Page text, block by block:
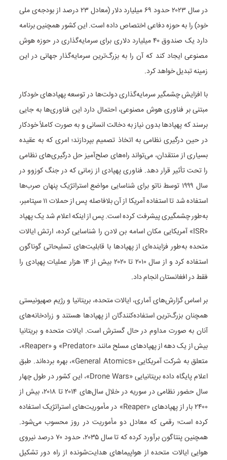
در سال ۲۰۲۳ حدود ۶۹ میلیارد دلار (معادل ۲۳ درصد از بودجه‌ی ملی
خود) را به حوزه دفاعی اختصاص داده است. این کشور همچنین برنامه
دارد یک صندوق ۴۰ میلیارد دلاری برای سرمایه‌گذاری در حوزه هوش
مصنوعی ایجاد کند که آن را به بزرگ‌ترین سرمایه‌گذار جهانی در این
زمینه تبدیل خواهد کرد.
با افزایش چشمگیر سرمایه‌گذاری دولت‌ها در توسعه پهپادهای خودکار
مبتنی بر فناوری هوش مصنوعی، احتمال دارد این فناوری‌ها به جایی
برسند که پهپادها بدون نیاز به دخالت انسانی و به صورت کاملاً خودکار
در حین درگیری نظامی به اتخاذ تصمیم بپردازند؛ امری که به عقیده
بسیاری از منتقدان، می‌تواند راه‌های صلح‌آمیز حل درگیری‌های نظامی
را تحت تأثیر قرار دهد. فناوری پهپادی از زمانی که در جنگ کوزوو در
سال ۱۹۹۹ توسط ناتو برای شناسایی مواضع استراتژیک پنهان صرب‌ها
استفاده شد تا استفاده آمریکا از آن بلافاصله پس از حملات ۱۱ سپتامبر،
به‌طور چشمگیری پیشرفت کرده است. پس از اینکه اعلام شد یک پهپاد
«ISR» آمریکایی مکان اسامه بن لادن را شناسایی کرده، ارتش ایالات
متحده به‌طور فزاینده‌ای از پهپادها با قابلیت‌های تسلیحاتی گوناگون
استفاده کرد و از سال ۲۰۱۰ تا ۲۰۲۰ بیش از ۱۴ هزار عملیات پهپادی را
فقط در افغانستان انجام داد.
بر اساس گزارش‌های آماری، ایالات متحده، بریتانیا و رژیم صهیونیستی
همچنان بزرگ‌ترین استفاده‌کنندگان از پهپادها هستند و زرادخانه‌های
آنان به صورت مداوم در حال گسترش است. ایالات متحده و بریتانیا
بیش از یک دهه از پهپادهای مسلح مانند «Predator» و «Reaper»،
متعلق به شرکت آمریکایی «General Atomics»، بهره برده‌اند. طبق
اعلام پایگاه داده بریتانیایی «Drone Wars»، این کشور در طول چهار
سال حضور نظامی در سوریه در خلال سال‌های ۲۰۱۴ تا ۲۰۱۸، بیش از
۲۴۰۰ بار از پهپادهای «Reaper» در مأموریت‌های استراتژیک استفاده
کرده است؛ رقمی که معادل دو مأموریت در روز محسوب می‌شود.
همچنین پنتاگون برآورد کرده که تا سال ۲۰۳۵، حدود ۷۰ درصد نیروی
هوایی ایالات متحده از هواپیماهای هدایت‌شونده از راه دور تشکیل